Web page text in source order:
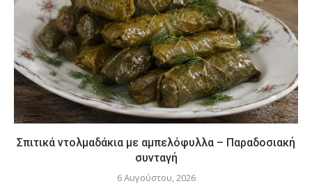
Σπιτικά ντολμαδάκια με αμπελόφυλλα – Παραδοσιακή
συνταγή
6 Αυγούστου, 2026